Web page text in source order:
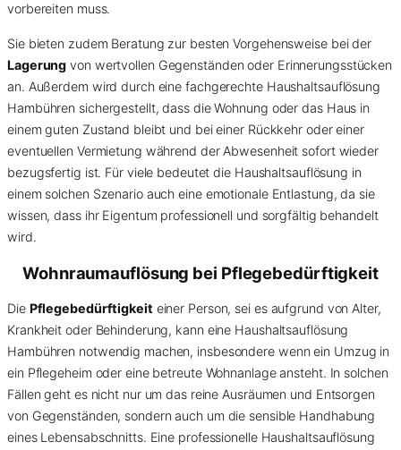
vorbereiten muss.
Sie bieten zudem Beratung zur besten Vorgehensweise bei der
Lagerung von wertvollen Gegenständen oder Erinnerungsstücken
an. Außerdem wird durch eine fachgerechte Haushaltsauflösung
Hambühren sichergestellt, dass die Wohnung oder das Haus in
einem guten Zustand bleibt und bei einer Rückkehr oder einer
eventuellen Vermietung während der Abwesenheit sofort wieder
bezugsfertig ist. Für viele bedeutet die Haushaltsauflösung in
einem solchen Szenario auch eine emotionale Entlastung, da sie
wissen, dass ihr Eigentum professionell und sorgfältig behandelt
wird.
Wohnraumauflösung bei Pflegebedürftigkeit
Die Pflegebedürftigkeit einer Person, sei es aufgrund von Alter,
Krankheit oder Behinderung, kann eine Haushaltsauflösung
Hambühren notwendig machen, insbesondere wenn ein Umzug in
ein Pflegeheim oder eine betreute Wohnanlage ansteht. In solchen
Fällen geht es nicht nur um das reine Ausräumen und Entsorgen
von Gegenständen, sondern auch um die sensible Handhabung
eines Lebensabschnitts. Eine professionelle Haushaltsauflösung